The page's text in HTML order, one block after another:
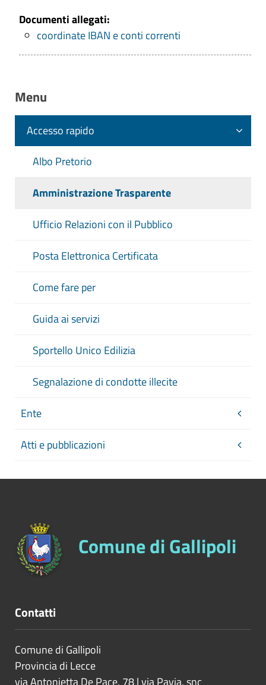
Effettuazione di pagamenti con
modalità informatiche
conto di pagamento, ovvero di
imputazione del versamento in Tesoreria,
tramite i quali i soggetti versanti possono
effettuare i pagamenti mediante bonifico
bancario o postale, ovvero gli
sul quale i soggetti versanti possono
bollettino postale, nonchè i codici
obbligatoriamente per il versamento
Aggiornamento
d.lgs. n. 33/2013).
Documenti allegati:
coordinate IBAN e conti correnti
Menu
Accesso rapido
Albo Pretorio
Amministrazione Trasparente
Ufficio Relazioni con il Pubblico
Posta Elettronica Certificata
Come fare per
Guida ai servizi
Sportello Unico Edilizia
Segnalazione di condotte illecite
Ente
Atti e pubblicazioni
Comune di Gallipoli
Contatti
Comune di Gallipoli
Provincia di Lecce
via Antonietta De Pace, 78 | via Pavia, snc